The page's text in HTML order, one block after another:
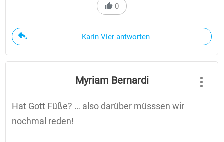
0
Karin Vier antworten
Myriam Bernardi
Hat Gott Füße? … also darüber müsssen wir
nochmal reden!